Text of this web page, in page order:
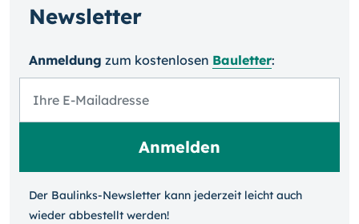
Newsletter
Anmeldung zum kosten­losen Bauletter:
Der Baulinks-Newsletter kann jeder­zeit leicht auch
wieder ab­bestellt werden!